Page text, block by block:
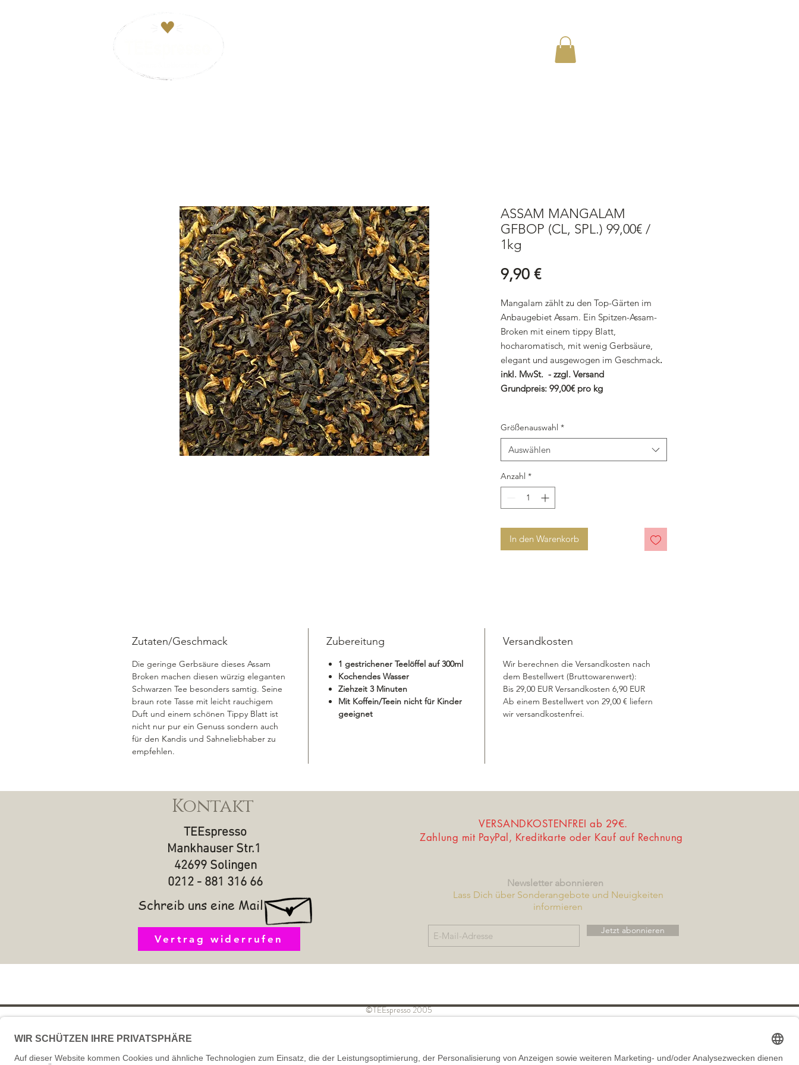
ASSAM MANGALAM
GFBOP (CL, SPL.) 99,00€ /
1kg
9,90 €Preis
Mangalam zählt zu den Top-Gärten im
Anbaugebiet Assam. Ein Spitzen-Assam-
Broken mit einem tippy Blatt,
hocharomatisch, mit wenig Gerbsäure,
elegant und ausgewogen im Geschmack.
inkl. MwSt. - zzgl. Versand
Grundpreis: 99,00€ pro kg
Größenauswahl *
Auswählen
Anzahl *
In den Warenkorb
Zutaten/Geschmack
Die geringe Gerbsäure dieses Assam
Broken machen diesen würzig eleganten
Schwarzen Tee besonders samtig. Seine
braun rote Tasse mit leicht rauchigem
Duft und einem schönen Tippy Blatt ist
nicht nur pur ein Genuss sondern auch
für den Kandis und Sahneliebhaber zu
empfehlen.
Zubereitung
1 gestrichener Teelöffel auf 300ml
Kochendes Wasser
Ziehzeit 3 Minuten
Mit Koffein/Teein nicht für Kinder
geeignet
Versandkosten
Wir berechnen die Versandkosten nach
dem Bestellwert (Bruttowarenwert):
Bis 29,00 EUR Versandkosten 6,90 EUR
Ab einem Bestellwert von 29,00 € liefern
wir versandkostenfrei.
Kontakt
TEEspresso
Mankhauser Str.1
42699 Solingen
0212 - 881 316 66
Schreib uns eine Mail
Vertrag widerrufen
VERSANDKOSTENFREI ab 29€.
Zahlung mit PayPal, Kreditkarte oder Kauf auf Rechnung
Newsletter abonnieren
Lass Dich über Sonderangebote und Neuigkeiten
informieren
Jetzt abonnieren
©TEEspresso 2005
FAQ Impressum